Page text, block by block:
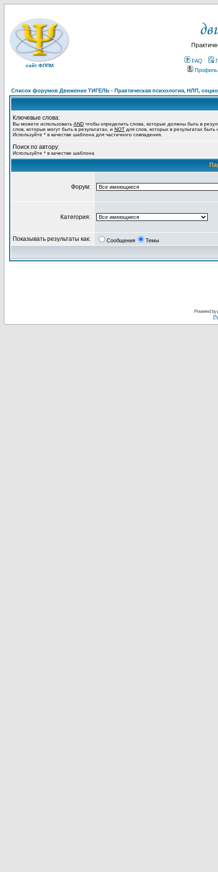
сайт ФППМ
FAQ
Профиль
Список форумов Движение ТИГЕЛЬ - Практическая психология, НЛП,
Ключевые слова:
Вы можете использовать AND чтобы определить слова, которые должны быть в
слов, которые могут быть в результатах, и NOT для слов, которых в результатах
Используйте * в качестве шаблона для частичного совпадения.
Поиск по автору:
Используйте * в качестве шаблона
Форум:
Категория:
Показывать результаты как: Сообщения Темы
Powered by